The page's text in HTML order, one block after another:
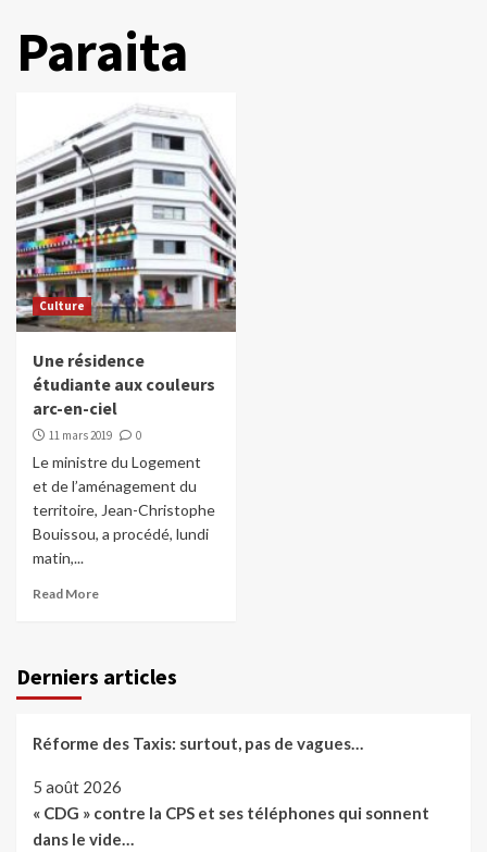
Paraita
Culture
Une résidence
étudiante aux couleurs
arc-en-ciel
11 mars 2019 0
Le ministre du Logement
et de l’aménagement du
territoire, Jean-Christophe
Bouissou, a procédé, lundi
matin,...
Read More
Derniers articles
Réforme des Taxis: surtout, pas de vagues…
5 août 2026
« CDG » contre la CPS et ses téléphones qui sonnent
dans le vide…